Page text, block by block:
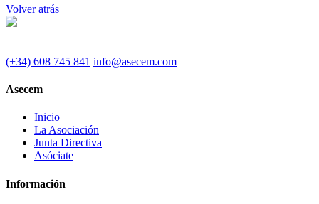
Volver atrás
(+34) 608 745 841 info@asecem.com
Asecem
Inicio
La Asociación
Junta Directiva
Asóciate
Información